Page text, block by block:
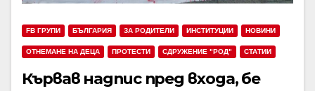
FB ГРУПИ БЪЛГАРИЯ ЗА РОДИТЕЛИ ИНСТИТУЦИИ НОВИНИ
ОТНЕМАНЕ НА ДЕЦА ПРОТЕСТИ СДРУЖЕНИЕ "РОД" СТАТИИ
Кървав надпис пред входа, бе